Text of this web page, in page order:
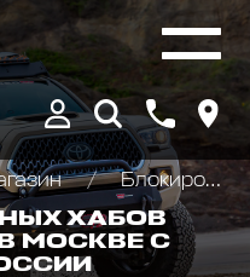
Блокировки дифференциала, Хабы колесные
ХАБОВ
МОСКВЕ С